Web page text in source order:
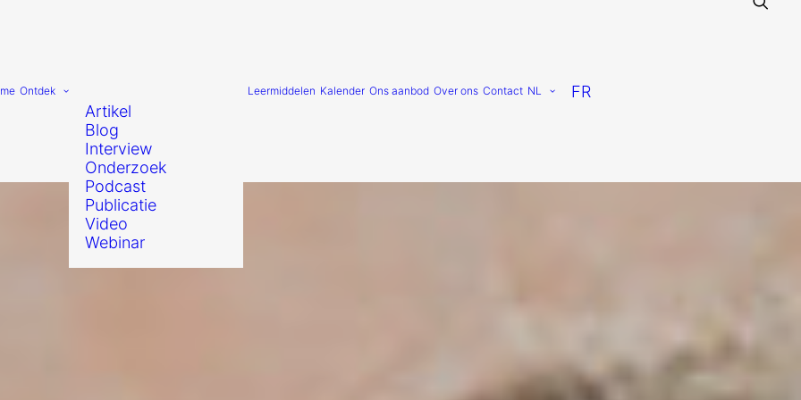
Ontdek
Artikel
Blog
Interview
Onderzoek
Podcast
Publicatie
Video
Webinar
Leermiddelen Kalender Ons aanbod Over ons Contact NL FR